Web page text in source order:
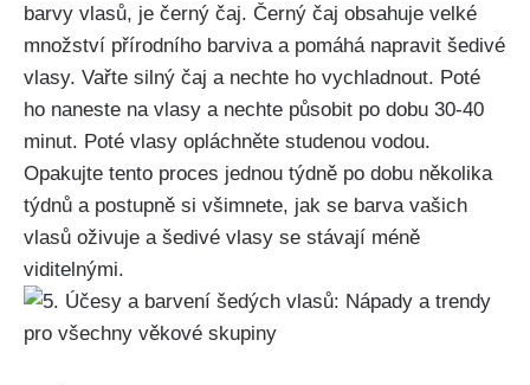
barvy vlasů, je černý čaj. Černý čaj obsahuje ⁢velké⁢
množství přírodního barviva a pomáhá napravit šedivé
vlasy. Vařte silný čaj a nechte ho vychladnout. Poté
ho naneste na vlasy a nechte působit po dobu 30-40
minut. Poté vlasy opláchněte studenou vodou.
Opakujte tento proces ‌jednou týdně⁢ po dobu několika
týdnů ⁣a postupně si všimnete, jak se barva vašich
vlasů oživuje a šedivé vlasy se stávají méně⁤
viditelnými.